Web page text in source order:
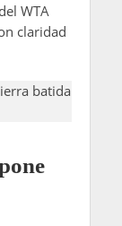
WTA
claridad